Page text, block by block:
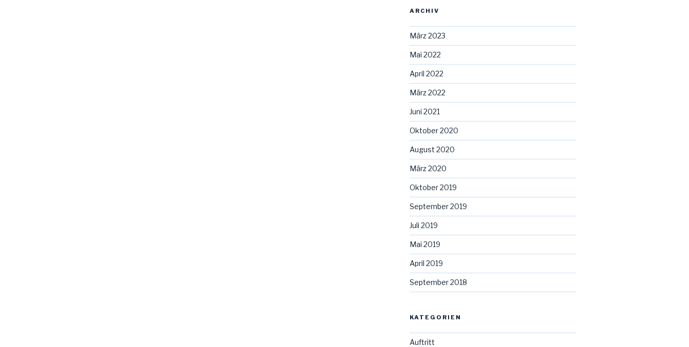
ARCHIV
März 2023
Mai 2022
April 2022
März 2022
Juni 2021
Oktober 2020
August 2020
März 2020
Oktober 2019
September 2019
Juli 2019
Mai 2019
April 2019
September 2018
KATEGORIEN
Auftritt